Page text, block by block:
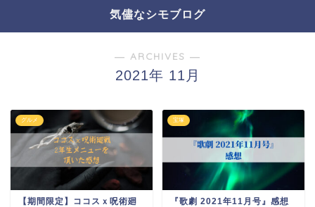
気儘なシモブログ
― ARCHIVES ―
2021年 11月
グルメ
【期間限定】ココスｘ呪術廻
宝塚
『歌劇 2021年11月号』感想